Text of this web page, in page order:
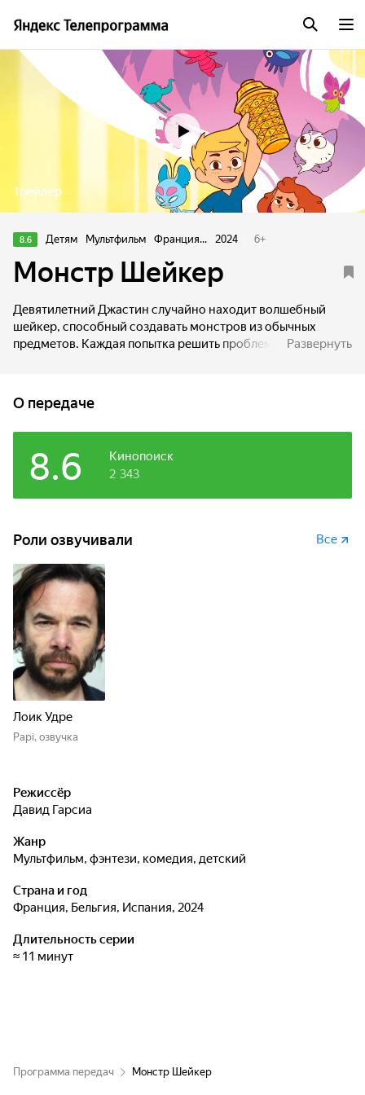
Трейлер
8.6 Детям Мультфильм Франция... 2024 6+
Монстр Шейкер
Девятилетний Джастин случайно находит волшебный
шейкер, способный создавать монстров из обычных
предметов. Каждая попытка решить проблему с помощью
скрывать шейкер от взрослых.
Развернуть
О передаче
Кинопоиск
8.6 2 343
Роли озвучивали Все
Лоик Удре
Papi, озвучка
Режиссёр
Давид Гарсиа
Жанр
мультфильм, фэнтези, комедия, детский
Страна и год
Франция, Бельгия, Испания, 2024
Длительность серии
≈ 11 минут
Программа передач Монстр Шейкер